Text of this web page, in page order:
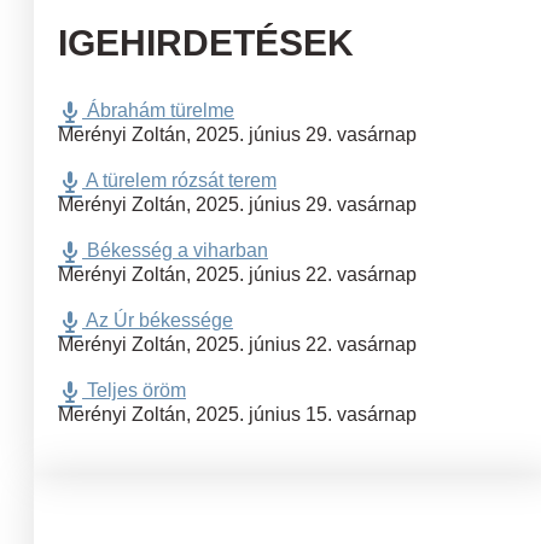
IGEHIRDETÉSEK
Ábrahám türelme
Merényi Zoltán, 2025. június 29. vasárnap
A türelem rózsát terem
Merényi Zoltán, 2025. június 29. vasárnap
Békesség a viharban
Merényi Zoltán, 2025. június 22. vasárnap
Az Úr békessége
Merényi Zoltán, 2025. június 22. vasárnap
Teljes öröm
Merényi Zoltán, 2025. június 15. vasárnap